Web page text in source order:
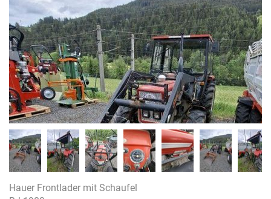
Hauer Frontlader mit Schaufel